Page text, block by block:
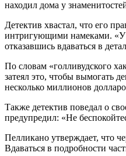
находил дома у
Детектив хвастал, что его
интригующими намеками. «У
отказавшись вдаваться в
По словам «голливудского
затеял это, чтобы вымогать
несколько миллионов
Также детектив поведал о
предупредил: «Не
Пелликано утверждает, что
Вдаваться в подробности